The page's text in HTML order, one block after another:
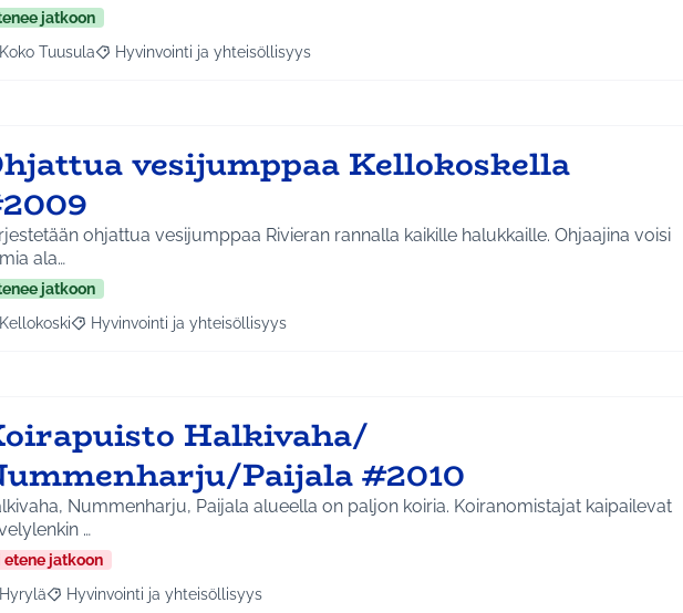
jatkoon
tulokset aihepiirin mukaan: Koko Tuusula
Koko Tuusula Rajaa tulokset teeman mukaan: Hyvinvointi ja yhteisöllisyys
Hyvinvointi ja yhteisöllisyys
vesijumppaa Kellokoskella
ohjattua vesijumppaa Rivieran rannalla kaikille halukkaille. Ohjaajina voisi
ala…
jatkoon
tulokset aihepiirin mukaan: Kellokoski
Kellokoski Rajaa tulokset teeman mukaan: Hyvinvointi ja yhteisöllisyys
Hyvinvointi ja yhteisöllisyys
Halkivaha/
Paijala #2010
Nummenharju, Paijala alueella on paljon koiria. Koiranomistajat kaipailevat
…
etene jatkoon
tulokset aihepiirin mukaan: Hyrylä
Hyrylä Rajaa tulokset teeman mukaan: Hyvinvointi ja yhteisöllisyys
Hyvinvointi ja yhteisöllisyys